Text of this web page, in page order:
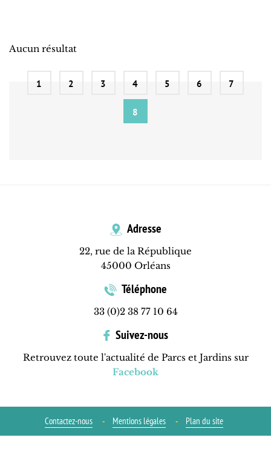
Aucun résultat
1 2 3 4 5 6 7
8
Adresse
22, rue de la République
45000 Orléans
Téléphone
33 (0)2 38 77 10 64
Suivez-nous
Retrouvez toute l'actualité de Parcs et Jardins sur
Facebook
Contactez-nous Mentions légales Plan du site